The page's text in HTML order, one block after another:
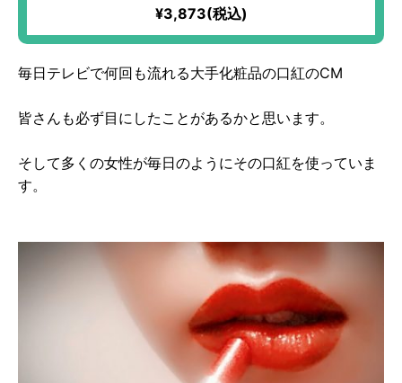
¥3,873(税込)
毎日テレビで何回も流れる大手化粧品の口紅のCM
皆さんも必ず目にしたことがあるかと思います。
そして多くの女性が毎日のようにその口紅を使っていま
す。